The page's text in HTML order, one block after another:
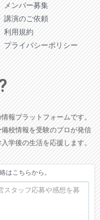
メンバー募集
講演のご依頼
利用規約
プライバシーポリシー
報プラットフォームです。
校情報を受験のプロが発信
学後の生活を応援します。
はこちらから。